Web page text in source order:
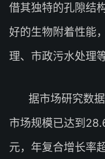
借其独特的孔隙结
好的生物附着性能
理、市政污水处理
据市场研究数
市场规模已达到
元，年复合增长率